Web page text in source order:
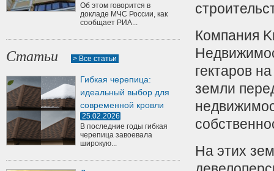
Об этом говорится в
докладе МЧС России, как
сообщает РИА...
Статьи > Все статьи
Гибкая черепица:
идеальный выбор для
современной кровли
25.02.2026
В последние годы гибкая
черепица завоевала
широкую...
Компания
гектаров
земли
На этих